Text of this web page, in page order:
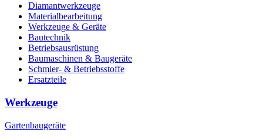
Diamantwerkzeuge
Materialbearbeitung
Werkzeuge & Geräte
Bautechnik
Betriebsausrüstung
Baumaschinen & Baugeräte
Schmier- & Betriebsstoffe
Ersatzteile
Werkzeuge
Gartenbaugeräte